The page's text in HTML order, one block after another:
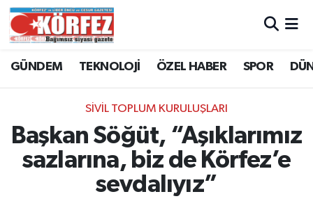
GÜNDEM TEKNOLOJİ ÖZEL HABER SPOR
SİVİL TOPLUM KURULUŞLARI
Başkan Söğüt, “Aşıklarımız
sazlarına, biz de Körfez’e
sevdalıyız”
Trafik Durumu
Süper Lig Puan Durumu ve Fikstür
Tüm Manşetler
Son Dakika Haberleri